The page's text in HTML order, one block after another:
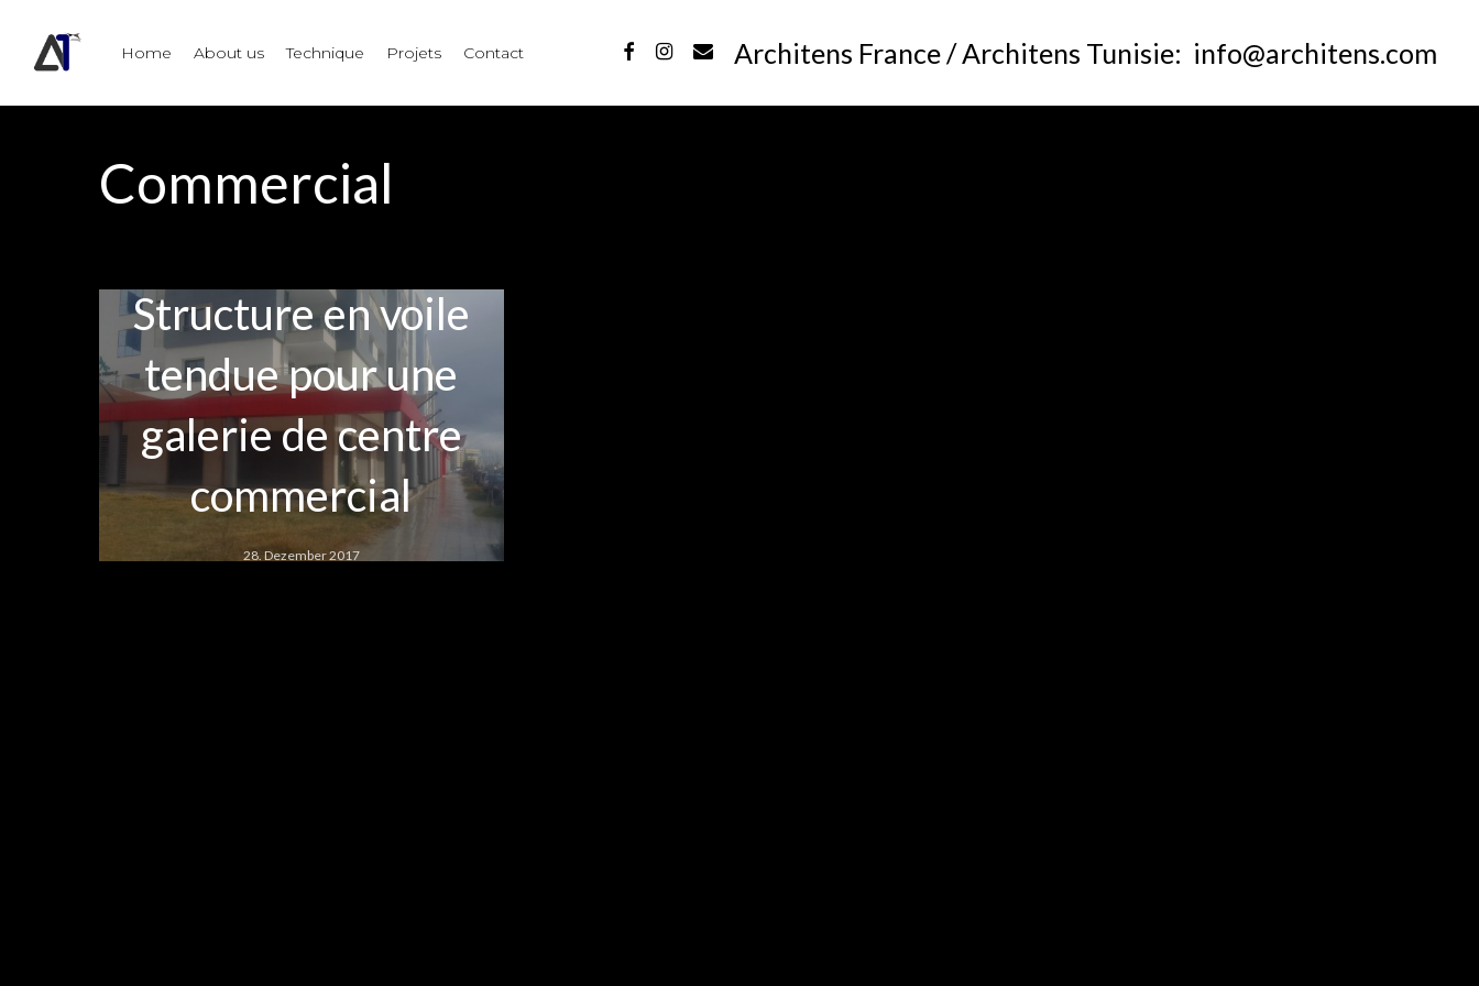
Home About us Technique Projets Contact Architens France / Architens Tunisie: info@architens.com
facebookinstagram
email
Commercial
Structure en voile
tendue pour une
galerie de centre
commercial
28. Dezember 2017